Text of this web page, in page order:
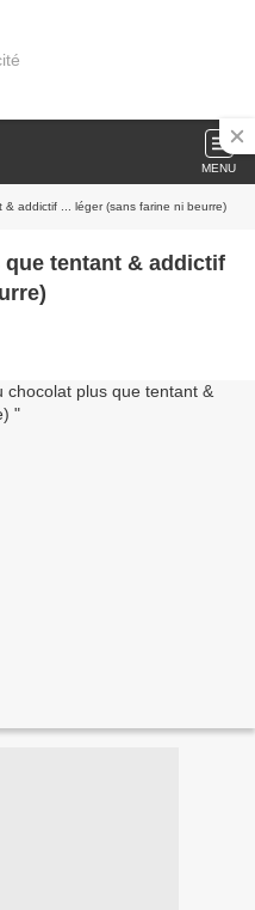
MENU
addictif ... léger (sans farine ni beurre)
tentant & addictif